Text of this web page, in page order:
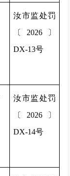
汝市监处罚
〔2026〕
DX-13号
汝市监处罚
〔2026〕
DX-14号